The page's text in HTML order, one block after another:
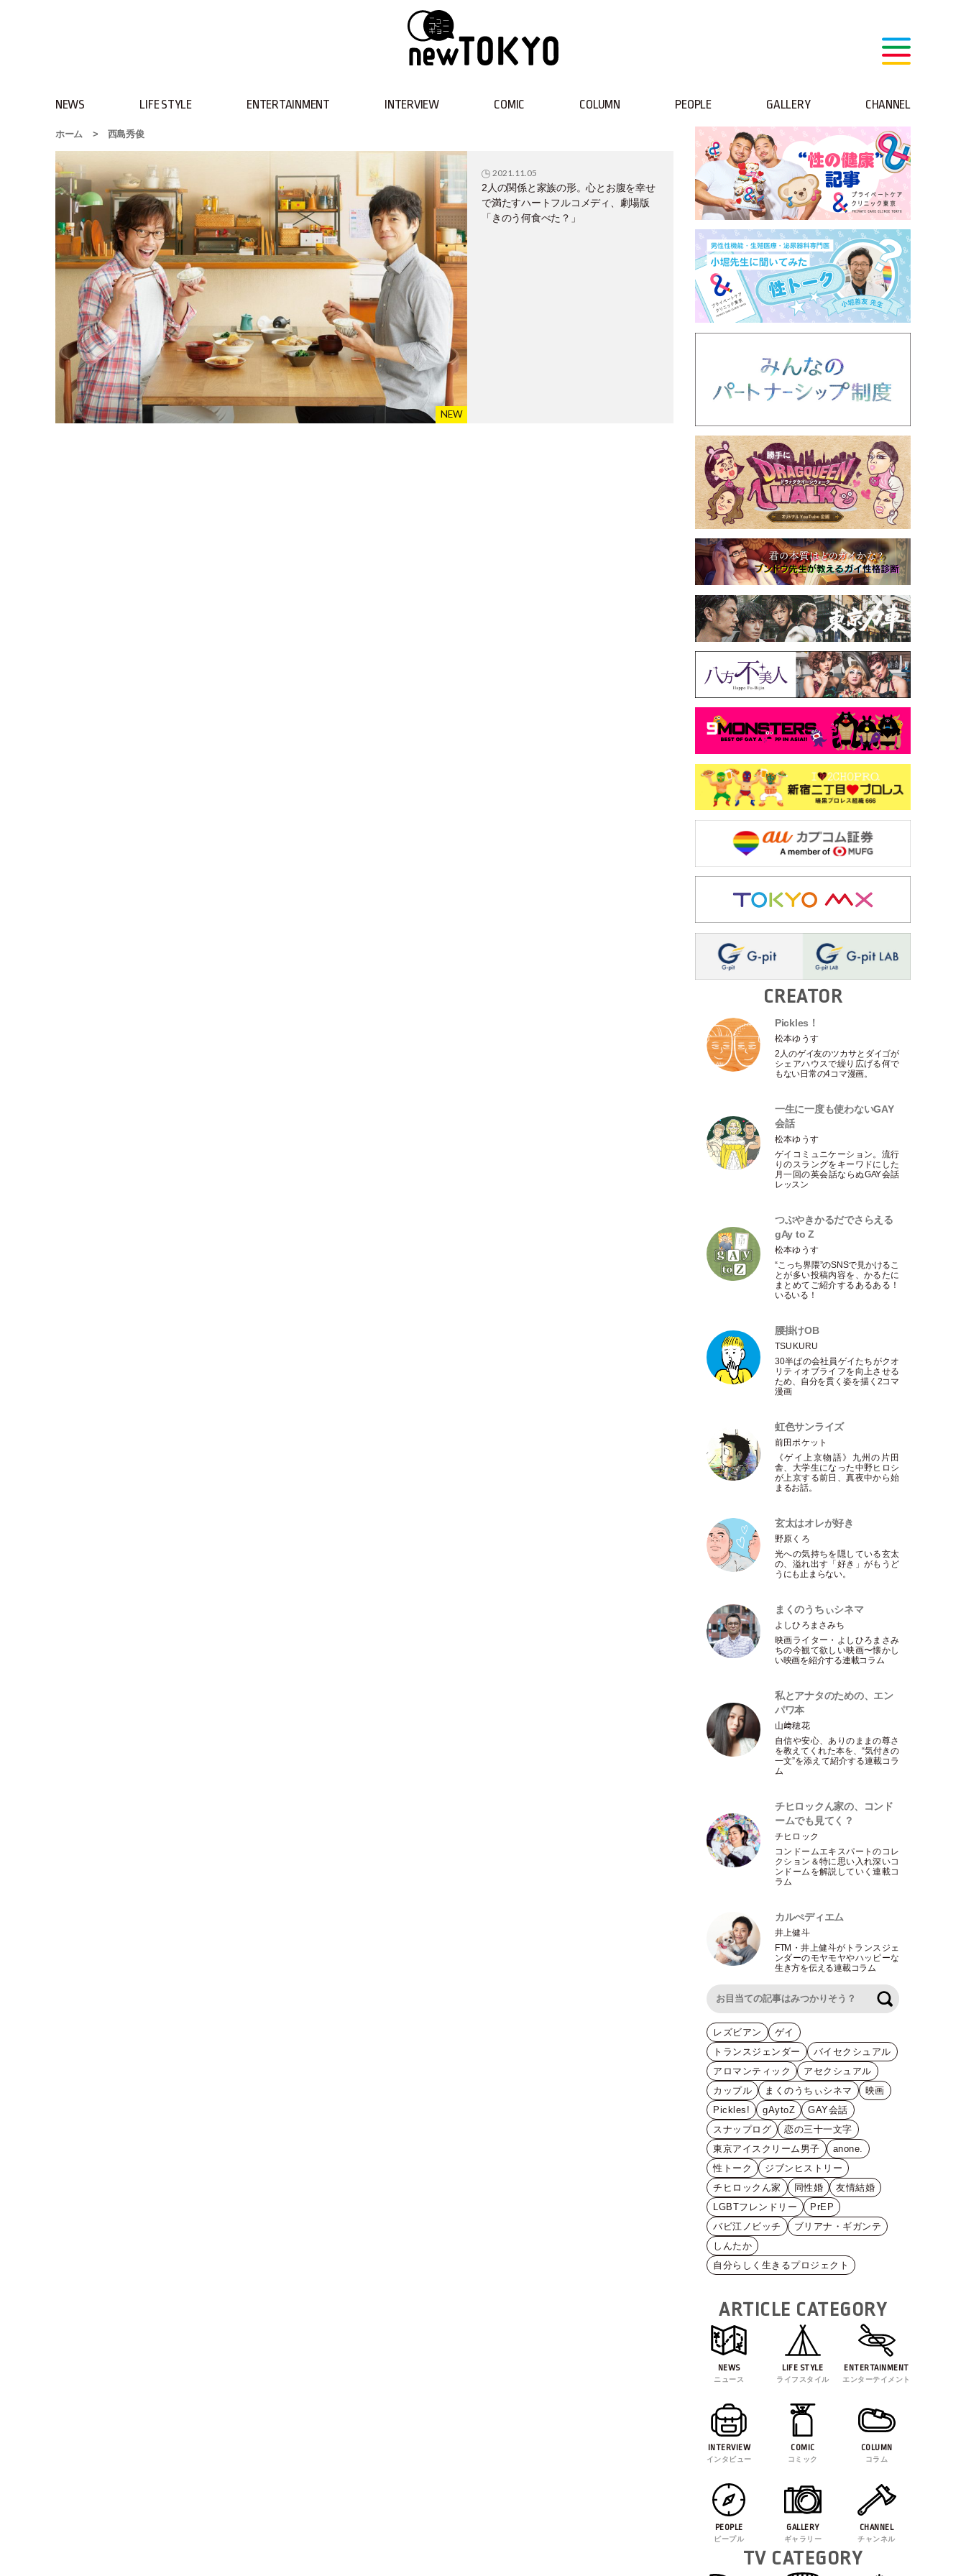
NEWS LIFE STYLE ENTERTAINMENT INTERVIEW COMIC COLUMN PEOPLE GALLERY CHANNEL
ホーム > 西島秀俊
2021.11.05
2人の関係と家族の形。心とお腹を幸せ
で満たすハートフルコメディ、劇場版
「きのう何食べた？」
CREATOR
Pickles！
松本ゆうす
2人のゲイ友のツカサとダイゴが
シェアハウスで繰り広げる何で
もない日常の4コマ漫画。
一生に一度も使わないGAY
会話
松本ゆうす
ゲイコミュニケーション。流行
りのスラングをキーワドにした
月一回の英会話ならぬGAY会話
レッスン
つぶやきかるだでさらえる
gAy to Z
松本ゆうす
“こっち界隈”のSNSで見かけるこ
とが多い投稿内容を、かるたに
まとめてご紹介するあるある！
いるいる！
腰掛けOB
TSUKURU
30半ばの会社員ゲイたちがクオ
リティオブライフを向上させる
ため、自分を貫く姿を描く2コマ
漫画
虹色サンライズ
前田ポケット
《ゲイ上京物語》九州の片田
舎、大学生になった中野ヒロシ
が上京する前日、真夜中から始
まるお話。
玄太はオレが好き
野原くろ
光への気持ちを隠している玄太
の、溢れ出す 「好き 」がもうど
うにも止まらない。
まくのうちぃシネマ
よしひろまさみち
映画ライター ・ よしひろまさみ
ちの今観て欲しい映画〜懐かし
い映画を紹介する連載コラム
私とアナタのための、エン
パワ本
山﨑穂花
自信や安心、ありのままの尊さ
を教えてくれた本を、“気付きの
一文”を添えて紹介する連載コラ
ム
チヒロックん家の、コンド
ームでも見てく？
チヒロック
コンドームエキスパートのコレ
クション＆特に思い入れ深いコ
ンドームを解説していく連載コ
ラム
カルぺディエム
井上健斗
FTM ・井上健斗がトランスジェ
ンダーのモヤモヤやハッピーな
生き方を伝える連載コラム
レズビアン
ゲイ
トランスジェンダー
バイセクシュアル
アロマンティック
アセクシュアル
カップル
まくのうちぃシネマ
映画
Pickles!
gAytoZ
GAY会話
スナップログ
恋の三十一文字
東京アイスクリーム男子
anone.
性トーク
ジブンヒストリー
チヒロックん家
同性婚
友情結婚
LGBTフレンドリー
PrEP
バビ江ノビッチ
ブリアナ・ギガンテ
しんたか
自分らしく生きるプロジェクト
ARTICLE CATEGORY
NEWS
ニュース
LIFE STYLE
ライフスタイル
ENTERTAINMENT
エンターテイメント
INTERVIEW
インタビュー
COMIC
コミック
COLUMN
コラム
PEOPLE
ピープル
GALLERY
ギャラリー
CHANNEL
チャンネル
TV CATEGORY